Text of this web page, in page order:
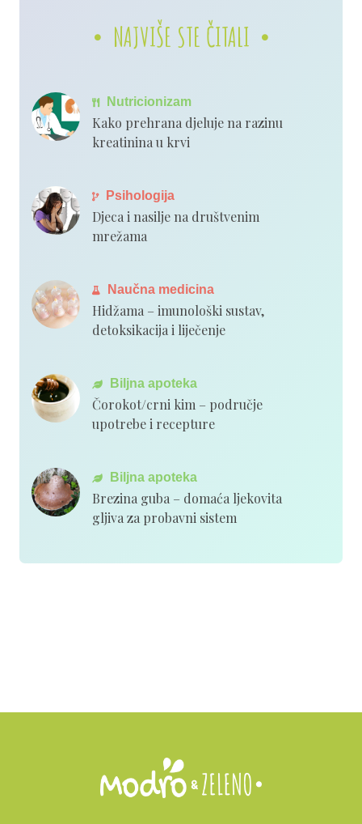
NAJVIŠE STE ČITALI
Nutricionizam
Kako prehrana djeluje na razinu
kreatinina u krvi
Psihologija
Djeca i nasilje na društvenim
mrežama
Naučna medicina
Hidžama – imunološki sustav,
detoksikacija i liječenje
Biljna apoteka
Čorokot/crni kim – područje
upotrebe i recepture
Biljna apoteka
Brezina guba – domaća ljekovita
gljiva za probavni sistem